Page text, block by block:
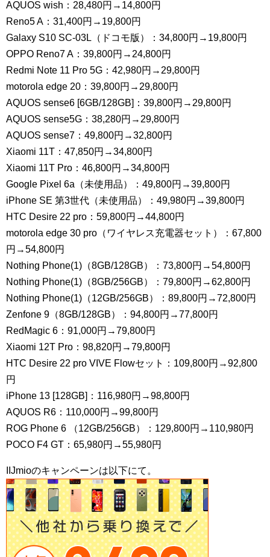
AQUOS wish：28,480円→14,800円
Reno5 A：31,400円→19,800円
Galaxy S10 SC-03L（ドコモ版）：34,800円→19,800円
OPPO Reno7 A：39,800円→24,800円
Redmi Note 11 Pro 5G：42,980円→29,800円
motorola edge 20：39,800円→29,800円
AQUOS sense6 [6GB/128GB]：39,800円→29,800円
AQUOS sense5G：38,280円→29,800円
AQUOS sense7：49,800円→32,800円
Xiaomi 11T：47,850円→34,800円
Xiaomi 11T Pro：46,800円→34,800円
Google Pixel 6a（未使用品）：49,800円→39,800円
iPhone SE 第3世代（未使用品）：49,980円→39,800円
HTC Desire 22 pro：59,800円→44,800円
motorola edge 30 pro（ワイヤレス充電器セット）：67,800
円→54,800円
Nothing Phone(1)（8GB/128GB）：73,800円→54,800円
Nothing Phone(1)（8GB/256GB）：79,800円→62,800円
Nothing Phone(1)（12GB/256GB）：89,800円→72,800円
Zenfone 9（8GB/128GB）：94,800円→77,800円
RedMagic 6：91,000円→79,800円
Xiaomi 12T Pro：98,820円→79,800円
HTC Desire 22 pro VIVE Flowセット：109,800円→92,800
円
iPhone 13 [128GB]：116,980円→98,800円
AQUOS R6：110,000円→99,800円
ROG Phone 6 （12GB/256GB）：129,800円→110,980円
POCO F4 GT：65,980円→55,980円
IIJmioのキャンペーンは以下にて。